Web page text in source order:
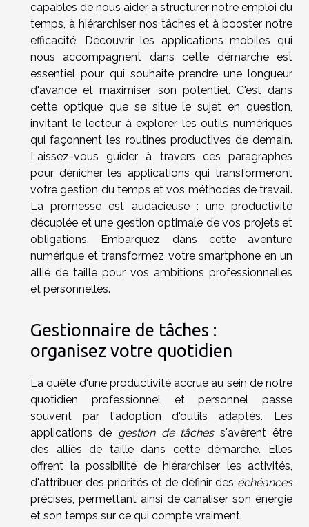
capables de nous aider à structurer notre emploi du
temps, à hiérarchiser nos tâches et à booster notre
efficacité. Découvrir les applications mobiles qui
nous accompagnent dans cette démarche est
essentiel pour qui souhaite prendre une longueur
d'avance et maximiser son potentiel. C'est dans
cette optique que se situe le sujet en question,
invitant le lecteur à explorer les outils numériques
qui façonnent les routines productives de demain.
Laissez-vous guider à travers ces paragraphes
pour dénicher les applications qui transformeront
votre gestion du temps et vos méthodes de travail.
La promesse est audacieuse : une productivité
décuplée et une gestion optimale de vos projets et
obligations. Embarquez dans cette aventure
numérique et transformez votre smartphone en un
allié de taille pour vos ambitions professionnelles
et personnelles.
Gestionnaire de tâches :
organisez votre quotidien
La quête d'une productivité accrue au sein de notre
quotidien professionnel et personnel passe
souvent par l'adoption d'outils adaptés. Les
applications de gestion de tâchess'avèrent être
des alliés de taille dans cette démarche. Elles
offrent la possibilité de hiérarchiser les activités,
d'attribuer des priorités et de définir des échéances
précises, permettant ainsi de canaliser son énergie
et son temps sur ce qui compte vraiment.